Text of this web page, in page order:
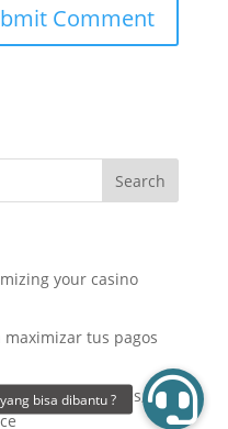
your casino
tus pagos
jaguar: features,